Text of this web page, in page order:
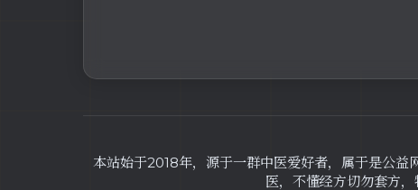
本站始于2018年，源于一群中医爱好者，属于是公益
医，不懂经方切勿套方